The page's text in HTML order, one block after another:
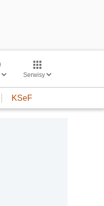
Serwisy
KSeF